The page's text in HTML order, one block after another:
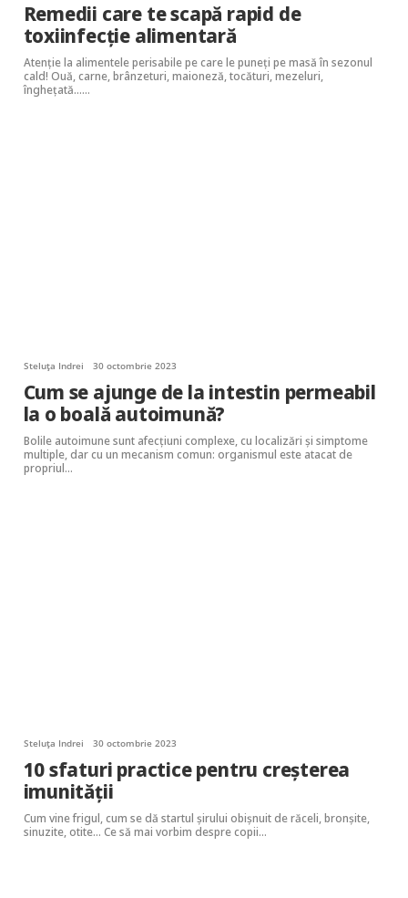
Remedii care te scapă rapid de
toxiinfecție alimentară
Atenție la alimentele perisabile pe care le puneți pe masă în sezonul
cald! Ouă, carne, brânzeturi, maioneză, tocături, mezeluri,
înghețată……
Steluța Indrei 30 octombrie 2023
Cum se ajunge de la intestin permeabil
la o boală autoimună?
Bolile autoimune sunt afecțiuni complexe, cu localizări și simptome
multiple, dar cu un mecanism comun: organismul este atacat de
propriul…
Steluța Indrei 30 octombrie 2023
10 sfaturi practice pentru creșterea
imunității
Cum vine frigul, cum se dă startul șirului obișnuit de răceli, bronșite,
sinuzite, otite… Ce să mai vorbim despre copii…